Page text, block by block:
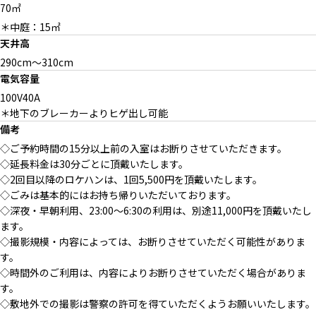
70㎡
＊中庭：15㎡
天井高
290cm〜310cm
電気容量
100V40A
＊地下のブレーカーよりヒゲ出し可能
備考
◇ご予約時間の15分以上前の入室はお断りさせていただきます。
◇延長料金は30分ごとに頂戴いたします。
◇2回目以降のロケハンは、1回5,500円を頂戴いたします。
◇ごみは基本的にはお持ち帰りいただいております。
◇深夜・早朝利用、23:00～6:30の利用は、別途11,000円を頂戴いたし
ます。
◇撮影規模・内容によっては、お断りさせていただく可能性がありま
す。
◇時間外のご利用は、内容によりお断りさせていただく場合がありま
す。
◇敷地外での撮影は警察の許可を得ていただくようお願いいたします。